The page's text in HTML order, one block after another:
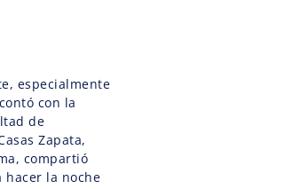
especialmente
con la
de
Zapata,
compartió
hacer la noche